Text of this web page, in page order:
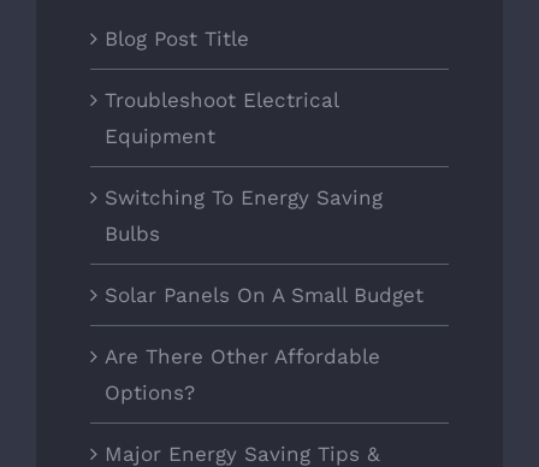
Blog Post Title
Troubleshoot Electrical
Equipment
Switching To Energy Saving
Bulbs
Solar Panels On A Small Budget
Are There Other Affordable
Options?
Major Energy Saving Tips &